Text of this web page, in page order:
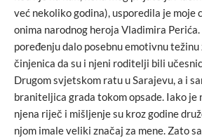
već nekoliko godina), usporedila je moje
onima narodnog heroja Vladimira
poređenju dalo posebnu emotivnu težinu
činjenica da su i njeni roditelji bili
Drugom svjetskom ratu u Sarajevu, a i
braniteljica grada tokom opsade. Iako je
njena riječ i mišljenje su kroz godine
njom imale veliki značaj za mene. Zato